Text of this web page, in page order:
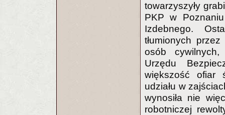
towarzyszyły
PKP w
Izdebnego.
tłumionych
osób cywilnych,
Urzędu
większość ofiar
udziału w
wynosiła nie
robotniczej